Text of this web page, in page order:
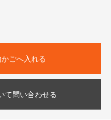
ごへ入れる
て問い合わせる